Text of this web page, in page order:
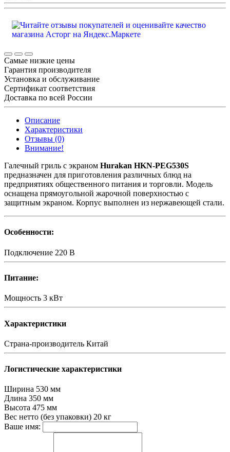
Самые низкие цены
Гарантия производителя
Установка и обслуживание
Сертификат соответствия
Доставка по всей России
Описание
Характеристики
Отзывы (0)
Внимание!
Галечный гриль с экраном Hurakan HKN-PEG530S
предназначен для приготовления различных блюд на
предприятиях общественного питания и торговли. Модель
оснащена прямоугольной жарочной поверхностью с
защитным экраном. Корпус выполнен из нержавеющей стали.
Особенности:
Подключение 220 В
Питание:
Мощность 3 кВт
Характеристики
Страна-производитель Китай
Логистические характеристики
Ширина 530 мм
Длина 350 мм
Высота 475 мм
Вес нетто (без упаковки) 20 кг
Ваше имя: